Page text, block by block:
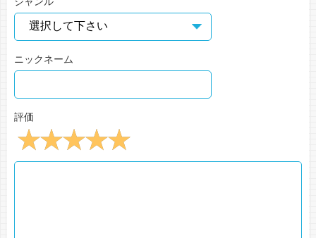
ニックネーム
評価